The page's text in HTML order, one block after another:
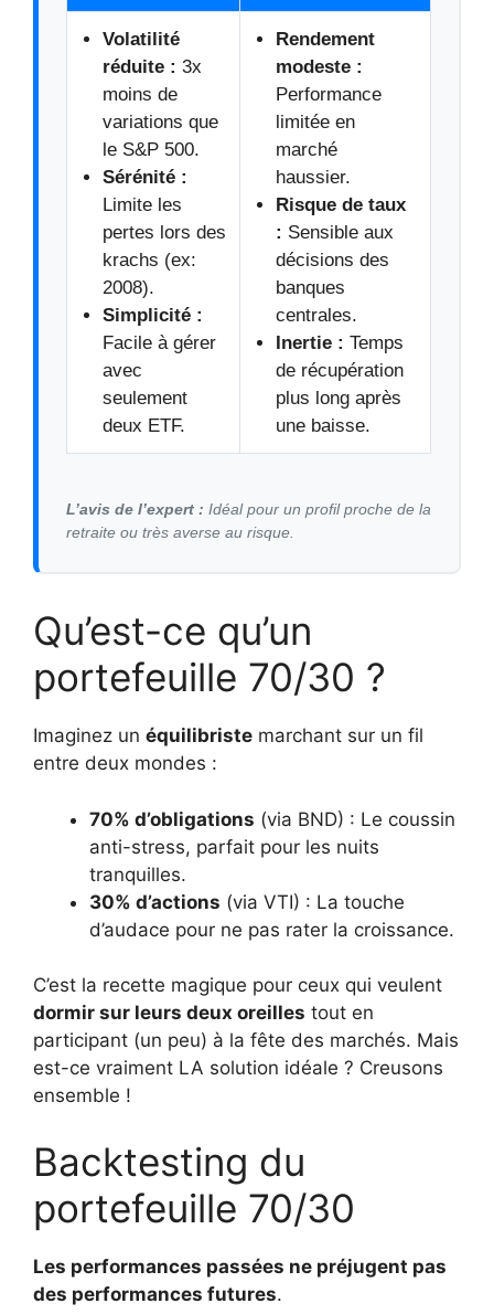
Volatilité
réduite : 3x
moins de
variations que
le S&P 500.
Sérénité :
Limite les
pertes lors des
krachs (ex:
2008).
Simplicité :
Facile à gérer
avec
seulement
deux ETF.
Rendement
modeste :
Performance
limitée en
marché
haussier.
Risque de taux
: Sensible aux
décisions des
banques
centrales.
Inertie : Temps
de récupération
plus long après
une baisse.
L’avis de l’expert : Idéal pour un profil proche de la
retraite ou très averse au risque.
Qu’est-ce qu’un
portefeuille 70/30 ?
Imaginez un équilibriste marchant sur un fil
entre deux mondes :
70% d’obligations (via BND) : Le coussin
anti-stress, parfait pour les nuits
tranquilles.
30% d’actions (via VTI) : La touche
d’audace pour ne pas rater la croissance.
C’est la recette magique pour ceux qui veulent
dormir sur leurs deux oreilles tout en
participant (un peu) à la fête des marchés. Mais
est-ce vraiment LA solution idéale ? Creusons
ensemble !
Backtesting du
portefeuille 70/30
Les performances passées ne préjugent pas
des performances futures.